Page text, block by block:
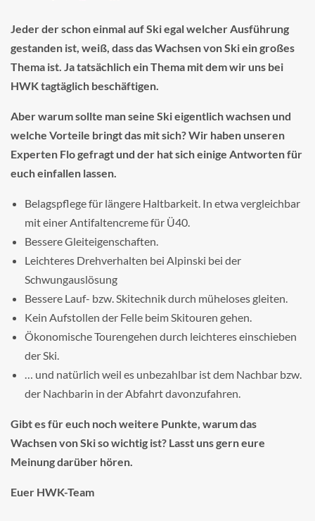
Jeder der schon einmal auf Ski egal welcher Ausführung
gestanden ist, weiß, dass das Wachsen von Ski ein großes
Thema ist. Ja tatsächlich ein Thema mit dem wir uns bei
HWK tagtäglich beschäftigen.
Aber warum sollte man seine Ski eigentlich wachsen und
welche Vorteile bringt das mit sich? Wir haben unseren
Experten Flo gefragt und der hat sich einige Antworten für
euch einfallen lassen.
Belagspflege für längere Haltbarkeit. In etwa vergleichbar
mit einer Antifaltencreme für Ü40.
Bessere Gleiteigenschaften.
Leichteres Drehverhalten bei Alpinski bei der
Schwungauslösung
Bessere Lauf- bzw. Skitechnik durch müheloses gleiten.
Kein Aufstollen der Felle beim Skitouren gehen.
Ökonomische Tourengehen durch leichteres einschieben
der Ski.
… und natürlich weil es unbezahlbar ist dem Nachbar bzw.
der Nachbarin in der Abfahrt davonzufahren.
Gibt es für euch noch weitere Punkte, warum das
Wachsen von Ski so wichtig ist? Lasst uns gern eure
Meinung darüber hören.
Euer HWK-Team